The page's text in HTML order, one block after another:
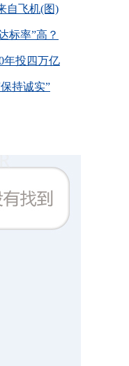
自飞机(图)
标率”高？
年投四万亿
持诚实”